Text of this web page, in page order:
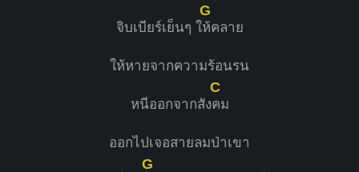
จิบเบียร์เย็นๆ ใ
G
ห้คลาย
ให้หายจากความร้อนรน
หนีออกจากสัง
C
คม
ออกไปเจอสายลมป่าเขา
G